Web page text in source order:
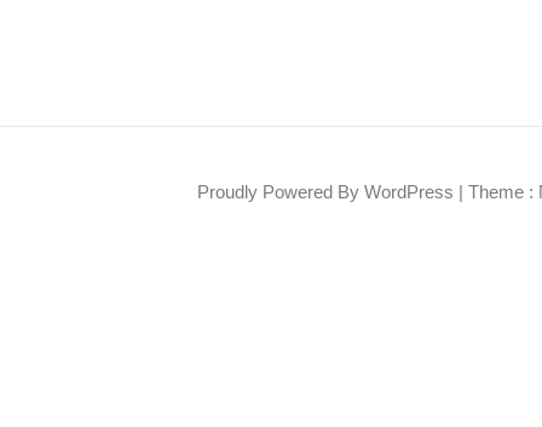
Proudly Powered By WordPress | Theme :